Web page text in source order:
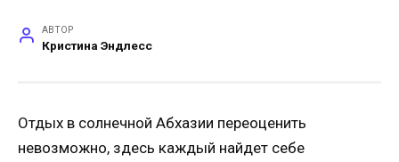
АВТОР
Кристина Эндлесс
Отдых в солнечной Абхазии переоценить
невозможно, здесь каждый найдет себе